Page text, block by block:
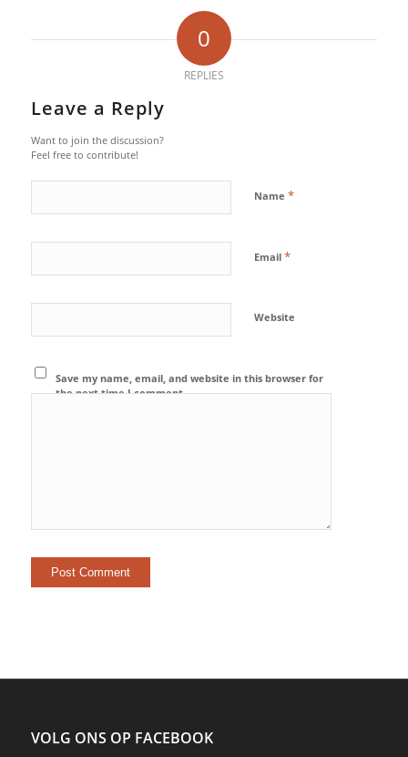
0
REPLIES
Leave a Reply
Want to join the discussion?
Feel free to contribute!
Name *
Email *
Website
Save my name, email, and website in this browser for
the next time I comment.
VOLG ONS OP FACEBOOK